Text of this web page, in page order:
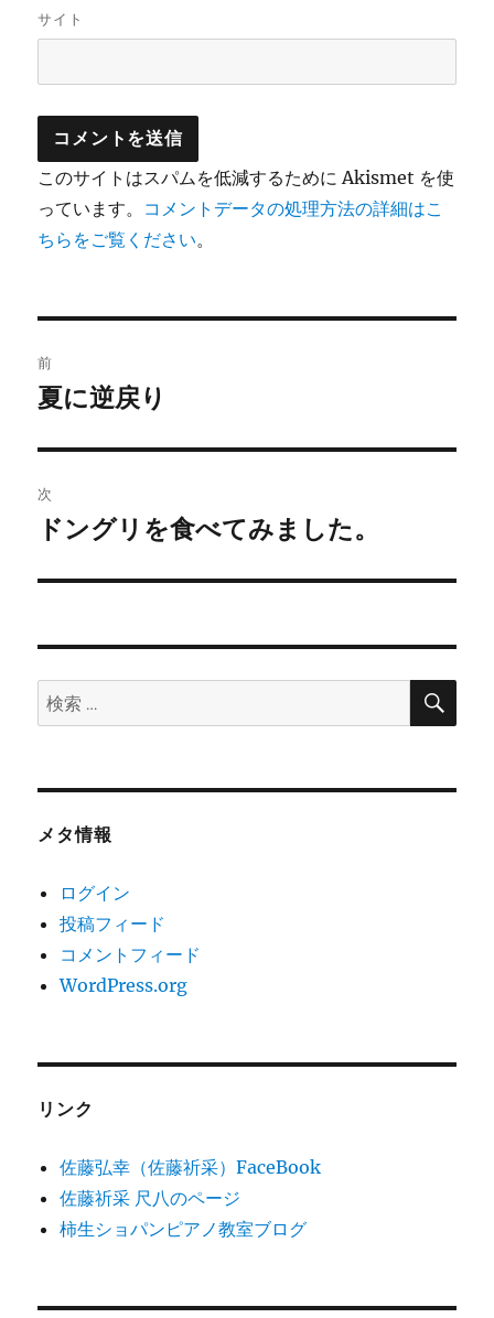
サイト
このサイトはスパムを低減するために Akismet を使
っています。 コメントデータの処理方法の詳細はこ
ちらをご覧ください。
稿
ビ
ゲ
ー
ン
前
前
投
稿:
夏に逆戻り
次
次
投
ドングリを食べてみました。
検
索:
検
メタ情報
ログイン
投稿フィード
コメントフィード
WordPress.org
リンク
佐藤弘幸（佐藤祈采）FaceBook
佐藤祈采 尺八のページ
柿生ショパンピアノ教室ブログ